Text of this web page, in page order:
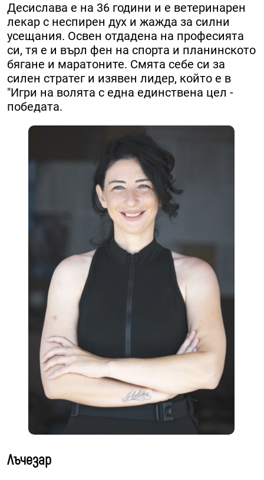
Десислава е на 36 години и е ветеринарен
лекар с неспирен дух и жажда за силни
усещания.​ Освен отдадена на професията
си, тя е и върл фен на спорта и планинското
бягане и маратоните. ​Смята себе си за
силен стратег и изявен лидер, който е в
"Игри на волята с една единствена цел -
победата.
Лъчезар